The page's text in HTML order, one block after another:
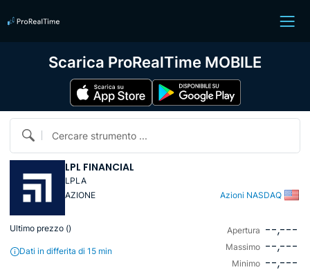
Cercare strumento ...
LPL FINANCIAL
LPLA
AZIONE
Azioni NASDAQ
Ultimo prezzo ()
Dati in differita di 15 min
Apertura --,---
Massimo --,---
Minimo --,---
Scarica ProRealTime MOBILE